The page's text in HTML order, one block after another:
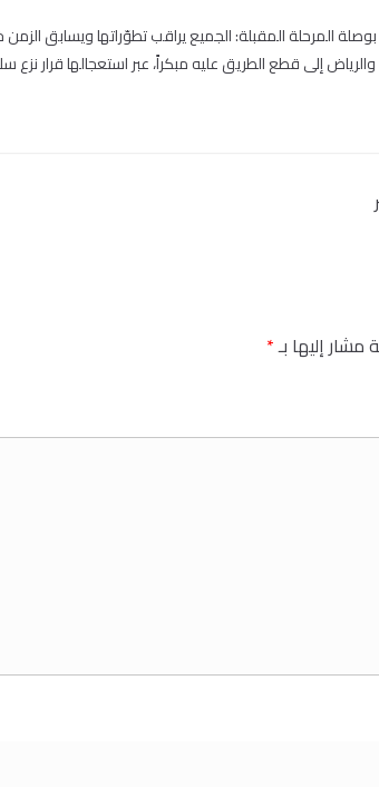
المرحلة المقبلة: الجميع يراقب تطوّراتها ويسابق
إلى قطع الطريق عليه مبكراً، عبر استعجالها قرار نزع
مشار إليها بـ*